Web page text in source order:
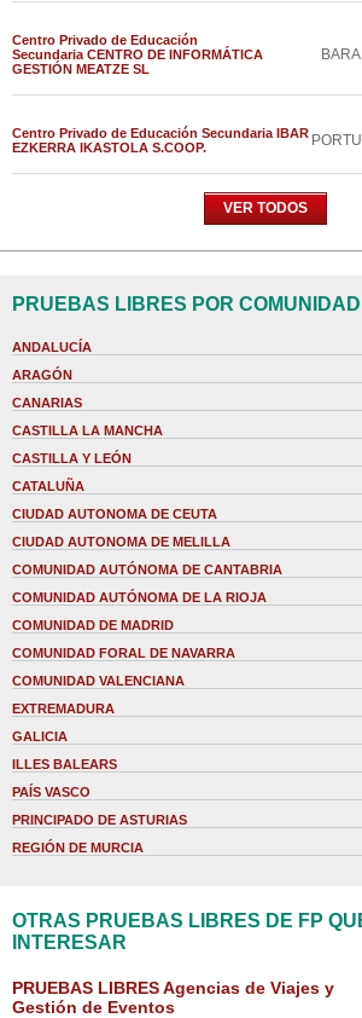
Centro Privado de Educación
Secundaria CENTRO DE INFORMÁTICA
GESTIÓN MEATZE SL
Centro Privado de Educación Secundaria IBAR
EZKERRA IKASTOLA S.COOP.
VER TODOS
PRUEBAS LIBRES POR
ANDALUCÍA
ARAGÓN
CANARIAS
CASTILLA LA MANCHA
CASTILLA Y LEÓN
CATALUÑA
CIUDAD AUTONOMA DE CEUTA
CIUDAD AUTONOMA DE MELILLA
COMUNIDAD AUTÓNOMA DE CANTABRIA
COMUNIDAD AUTÓNOMA DE LA RIOJA
COMUNIDAD DE MADRID
COMUNIDAD FORAL DE NAVARRA
COMUNIDAD VALENCIANA
EXTREMADURA
GALICIA
ILLES BALEARS
PAÍS VASCO
PRINCIPADO DE ASTURIAS
REGIÓN DE MURCIA
OTRAS PRUEBAS LIBRES DE FP
INTERESAR
PRUEBAS LIBRES Agencias de Viajes y
Gestión de Eventos